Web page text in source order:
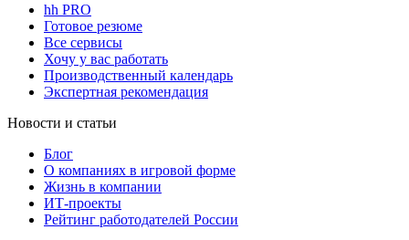
hh PRO
Готовое резюме
Все сервисы
Хочу у вас работать
Производственный календарь
Экспертная рекомендация
Новости и статьи
Блог
О компаниях в игровой форме
Жизнь в компании
ИТ-проекты
Рейтинг работодателей России